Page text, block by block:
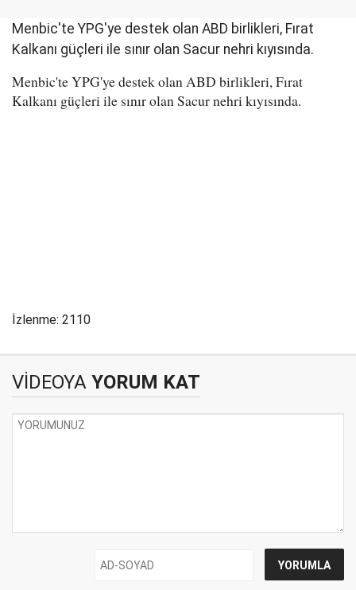
Menbic'te YPG'ye destek olan ABD birlikleri, Fırat
Kalkanı güçleri ile sınır olan Sacur nehri kıyısında.
Menbic'te YPG'ye destek olan ABD birlikleri, Fırat
Kalkanı güçleri ile sınır olan Sacur nehri kıyısında.
İzlenme: 2110
VİDEOYA YORUM KAT